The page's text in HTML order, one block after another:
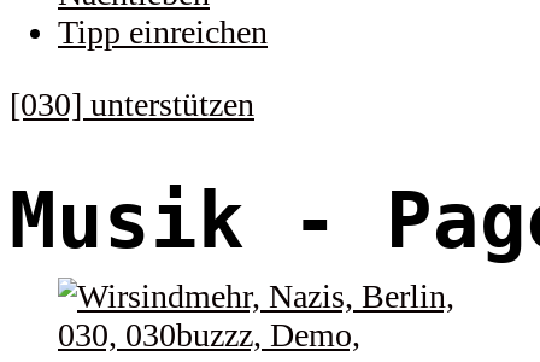
Tipp einreichen
[030] unterstützen
Musik -